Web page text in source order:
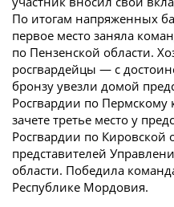
По итогам напряженных
первое место заняла
по Пензенской области.
росгвардейцы — с
бронзу увезли домой
Росгвардии по
зачете третье место у
Росгвардии по Кировской
представителей
области. Победила
Республике Мордовия.